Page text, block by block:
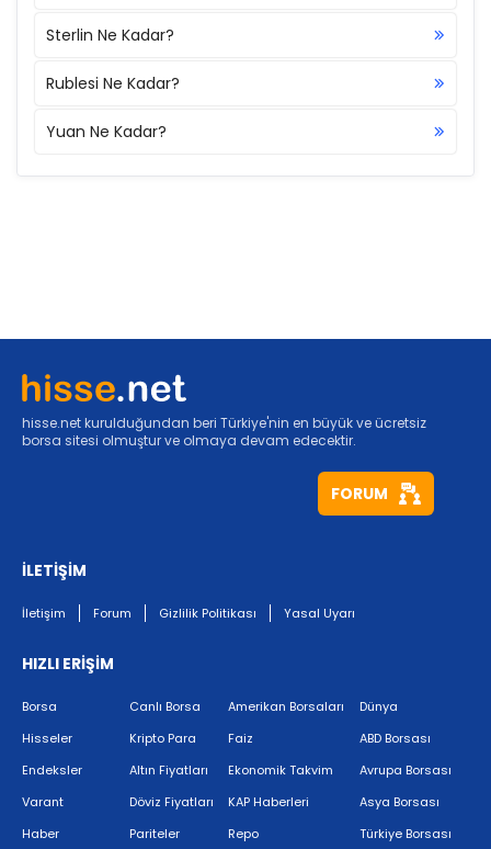
Sterlin Ne Kadar?
Rublesi Ne Kadar?
Yuan Ne Kadar?
hisse.net kurulduğundan beri Türkiye'nin en büyük ve ücretsiz
borsa sitesi olmuştur ve olmaya devam edecektir.
FORUM
İLETİŞİM
İletişim Forum Gizlilik Politikası Yasal Uyarı
HIZLI ERİŞİM
Borsa
Hisseler
Endeksler
Varant
Haber
Canlı Borsa
Kripto Para
Altın Fiyatları
Döviz Fiyatları
Pariteler
Amerikan Borsaları
Faiz
Ekonomik Takvim
KAP Haberleri
Repo
Dünya
ABD Borsası
Avrupa Borsası
Asya Borsası
Türkiye Borsası